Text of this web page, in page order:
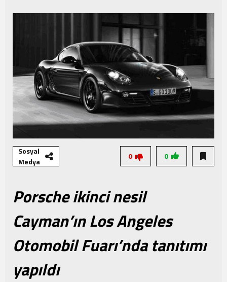
Şampiyonası Başlıyor!
Sosyal
Medya
0
0
Porsche ikinci nesil
Cayman’ın Los Angeles
Otomobil Fuarı’nda tanıtımı
yapıldı